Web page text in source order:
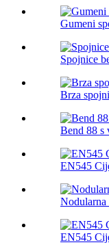
Gumeni
Spojnice
Brza
Bend 88 s
EN545
EN545